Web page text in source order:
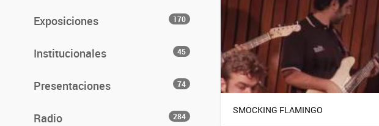
Exposiciones 170
Institucionales 45
Presentaciones 74
Radio 284
SMOCKING FLAMINGO